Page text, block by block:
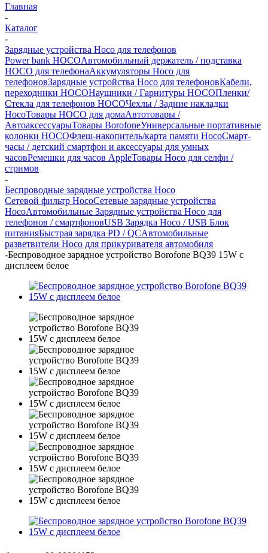
Главная
-
Каталог
-
Зарядные устройства Hoco для телефонов
Power bank HOCOАвтомобильный держатель / подставка
HOCO для телефонаАккумуляторы Hoco для
телефоновЗарядные устройства Hoco для телефоновКабели,
переходники HOCOНаушники / Гарнитуры HOCOПленки/
Стекла для телефонов HOCOЧехлы / Задние накладки
HocoТовары HOCO для домаАвтотовары /
АвтоаксессуарыТовары BorofoneУниверсальные портативные
колонки HOCOФлеш-накопитель/карта памяти HocoСмарт-
часы / детский смартфон и аксессуары для умных
часовРемешки для часов AppleТовары Hoco для селфи /
стримов
-
Беспроводные зарядные устройства Hoco
Сетевой фильтр HocoСетевые зарядные устройства
HocoАвтомобильные Зарядные устройства Hoco для
телефонов / смартфоновUSB Зарядка Hoco / USB Блок
питанияБыстрая зарядка PD / QCАвтомобильные
разветвители Hoco для прикуривателя автомобиля
-Беспроводное зарядное устройство Borofone BQ39 15W с
дисплеем белое